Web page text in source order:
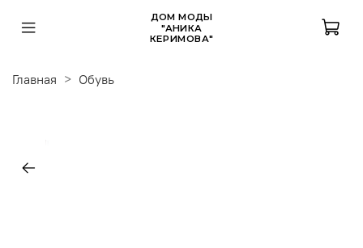
ДОМ МОДЫ
"АНИКА
КЕРИМОВА"
Главная Обувь